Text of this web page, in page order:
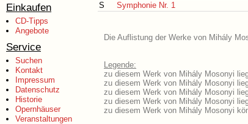
Einkaufen
CD-Tipps
Angebote
Service
Suchen
Kontakt
Impressum
Datenschutz
Historie
Opernhäuser
Veranstaltungen
S
Symphonie Nr. 1
Die Auflistung der Werke von Mihály
Legende:
zu diesem Werk von Mihály Mosonyi
zu diesem Werk von Mihály Mosonyi
zu diesem Werk von Mihály Mosonyi
zu diesem Werk von Mihály Mosonyi
zu diesem Werk von Mihály Mosonyi